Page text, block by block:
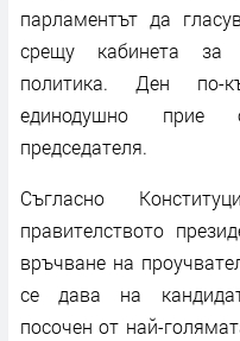
парламентът да
срещу кабинета за
политика. Ден по-
единодушно прие
председателя.
Съгласно
правителството
връчване на
се дава на кандидат
посочен от най-